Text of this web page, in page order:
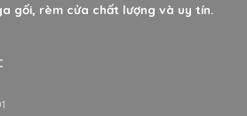
gối, rèm cửa chất lượng và uy tín.